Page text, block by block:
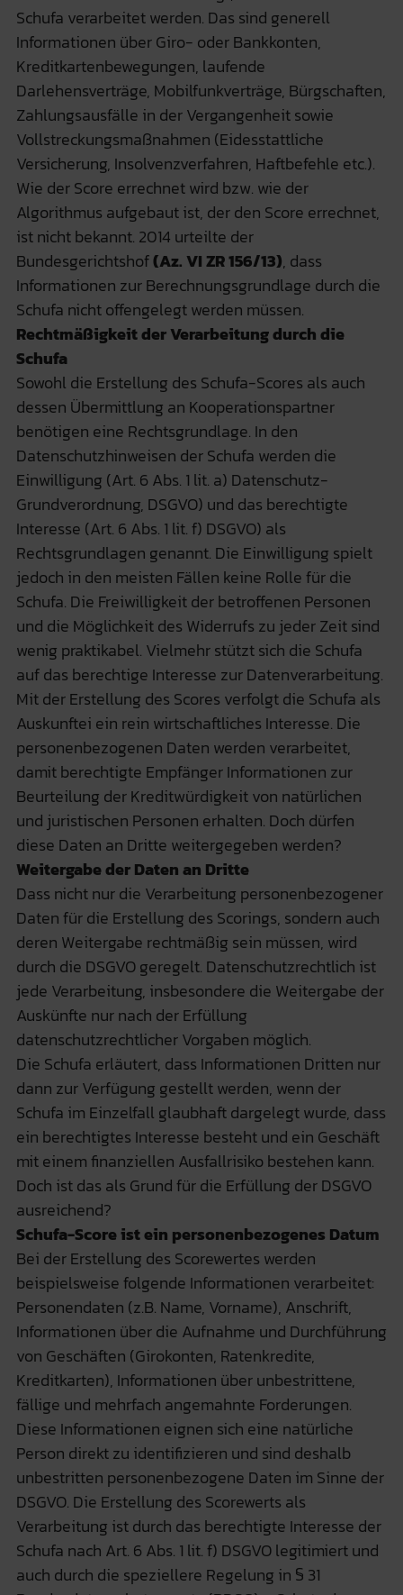
Schufa verarbeitet werden. Das sind generell
Informationen über Giro- oder Bankkonten,
Kreditkartenbewegungen, laufende
Darlehensverträge, Mobilfunkverträge, Bürgschaften,
Zahlungsausfälle in der Vergangenheit sowie
Vollstreckungsmaßnahmen (Eidesstattliche
Versicherung, Insolvenzverfahren, Haftbefehle etc.).
Wie der Score errechnet wird bzw. wie der
Algorithmus aufgebaut ist, der den Score errechnet,
ist nicht bekannt. 2014 urteilte der
Bundesgerichtshof(Az. VI ZR 156/13), dass
Informationen zur Berechnungsgrundlage durch die
Schufa nicht offengelegt werden müssen.
Rechtmäßigkeit der Verarbeitung durch die
Schufa
Sowohl die Erstellung des Schufa-Scores als auch
dessen Übermittlung an Kooperationspartner
benötigen eine Rechtsgrundlage. In den
Datenschutzhinweisen der Schufa werden die
Einwilligung (Art. 6 Abs. 1 lit. a) Datenschutz-
Grundverordnung, DSGVO) und das berechtigte
Interesse (Art. 6 Abs. 1 lit. f) DSGVO) als
Rechtsgrundlagen genannt. Die Einwilligung spielt
jedoch in den meisten Fällen keine Rolle für die
Schufa. Die Freiwilligkeit der betroffenen Personen
und die Möglichkeit des Widerrufs zu jeder Zeit sind
wenig praktikabel. Vielmehr stützt sich die Schufa
auf das berechtige Interesse zur Datenverarbeitung.
Mit der Erstellung des Scores verfolgt die Schufa als
Auskunftei ein rein wirtschaftliches Interesse. Die
personenbezogenen Daten werden verarbeitet,
damit berechtigte Empfänger Informationen zur
Beurteilung der Kreditwürdigkeit von natürlichen
und juristischen Personen erhalten. Doch dürfen
diese Daten an Dritte weitergegeben werden?
Weitergabe der Daten an Dritte
Dass nicht nur die Verarbeitung personenbezogener
Daten für die Erstellung des Scorings, sondern auch
deren Weitergabe rechtmäßig sein müssen, wird
durch die DSGVO geregelt. Datenschutzrechtlich ist
jede Verarbeitung, insbesondere die Weitergabe der
Auskünfte nur nach der Erfüllung
datenschutzrechtlicher Vorgaben möglich.
Die Schufa erläutert, dass Informationen Dritten nur
dann zur Verfügung gestellt werden, wenn der
Schufa im Einzelfall glaubhaft dargelegt wurde, dass
ein berechtigtes Interesse besteht und ein Geschäft
mit einem finanziellen Ausfallrisiko bestehen kann.
Doch ist das als Grund für die Erfüllung der DSGVO
ausreichend?
Schufa-Score ist ein personenbezogenes Datum
Bei der Erstellung des Scorewertes werden
beispielsweise folgende Informationen verarbeitet:
Personendaten (z.B. Name, Vorname), Anschrift,
Informationen über die Aufnahme und Durchführung
von Geschäften (Girokonten, Ratenkredite,
Kreditkarten), Informationen über unbestrittene,
fällige und mehrfach angemahnte Forderungen.
Diese Informationen eignen sich eine natürliche
Person direkt zu identifizieren und sind deshalb
unbestritten personenbezogene Daten im Sinne der
DSGVO. Die Erstellung des Scorewerts als
Verarbeitung ist durch das berechtigte Interesse der
Schufa nach Art. 6 Abs. 1 lit. f) DSGVO legitimiert und
auch durch die speziellere Regelung in § 31